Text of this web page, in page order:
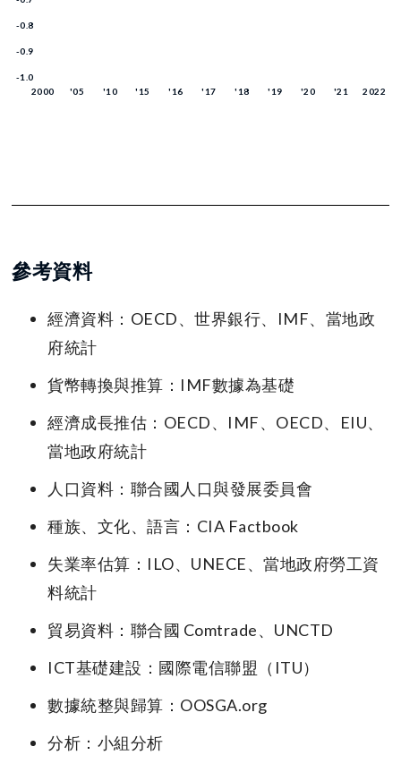
參考資料
經濟資料：OECD、世界銀行、IMF、當地政
府統計
貨幣轉換與推算：IMF數據為基礎
經濟成長推估：OECD、IMF、OECD、EIU、
當地政府統計
人口資料：聯合國人口與發展委員會
種族、文化、語言：CIA Factbook
失業率估算：ILO、UNECE、當地政府勞工資
料統計
貿易資料：聯合國 Comtrade、UNCTD
ICT基礎建設：國際電信聯盟（ITU）
數據統整與歸算：OOSGA.org
分析：小組分析